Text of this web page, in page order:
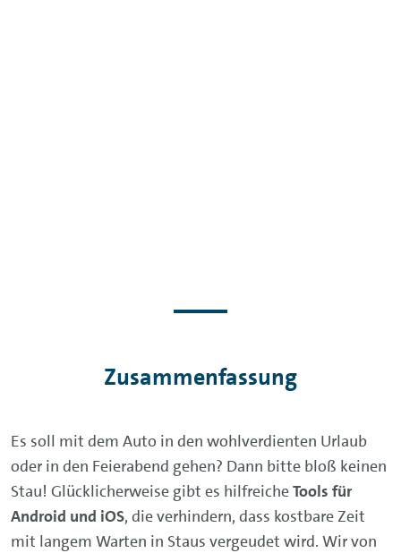
Zusammenfassung
Es soll mit dem Auto in den wohlverdienten Urlaub
oder in den Feierabend gehen? Dann bitte bloß keinen
Stau! Glücklicherweise gibt es hilfreicheTools für
Android und iOS, die verhindern, dass kostbare Zeit
mit langem Warten in Staus vergeudet wird. Wir von